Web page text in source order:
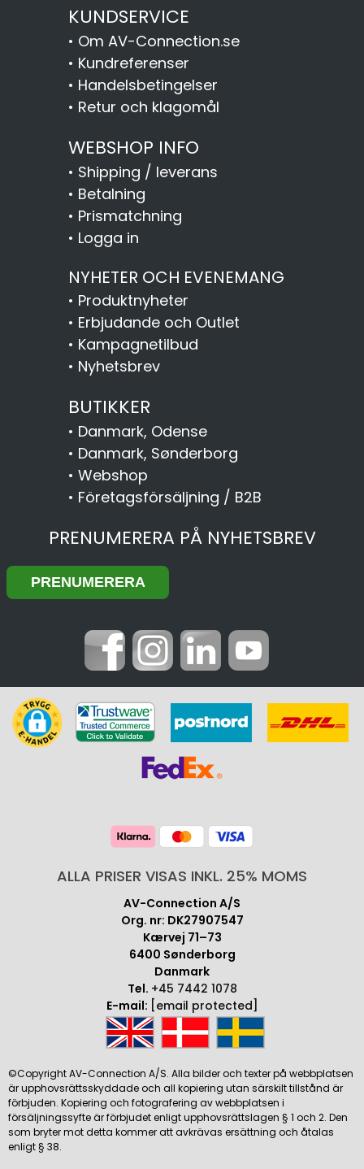
KUNDSERVICE
• Om AV-Connection.se
• Kundreferenser
• Handelsbetingelser
• Retur och klagomål
WEBSHOP INFO
• Shipping / leverans
• Betalning
• Prismatchning
• Logga in
NYHETER OCH EVENEMANG
• Produktnyheter
• Erbjudande och Outlet
• Kampagnetilbud
• Nyhetsbrev
BUTIKKER
• Danmark, Odense
• Danmark, Sønderborg
• Webshop
• Företagsförsäljning / B2B
PRENUMERERA PÅ NYHETSBREV
ALLA PRISER VISAS INKL. 25% MOMS
AV-Connection A/S
Org. nr: DK27907547
Kærvej 71–73
6400 Sønderborg
Danmark
Tel. +45 7442 1078
E-mail: [email protected]
©Copyright AV-Connection A/S. Alla bilder och texter på webbplatsen
är upphovsrättsskyddade och all kopiering utan särskilt tillstånd är
förbjuden. Kopiering och fotografering av webbplatsen i
försäljningssyfte är förbjudet enligt upphovsrättslagen § 1 och 2. Den
som bryter mot detta kommer att avkrävas ersättning och åtalas
enligt § 38.